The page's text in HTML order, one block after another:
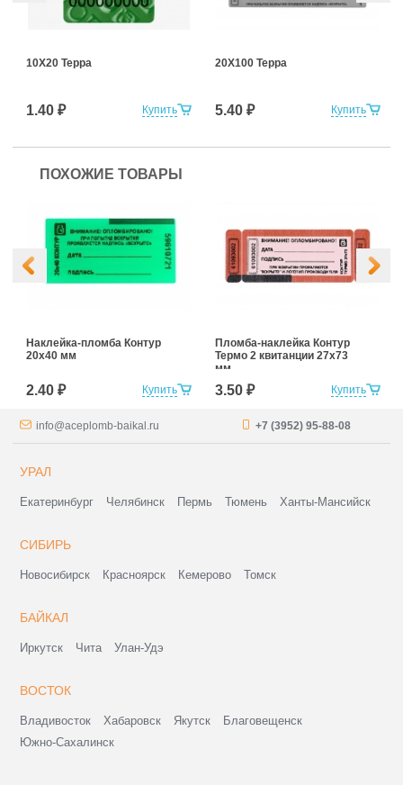
Купить
10Х20 Терра
1.40 ₽ Купить
20Х100 Терра
5.40 ₽
ПОХОЖИЕ ТОВАРЫ
Купить
Наклейка-пломба Контур
20х40 мм
2.40 ₽ Купить
Пломба-наклейка Контур
Термо 2 квитанции 27х73
мм
3.50 ₽
info@aceplomb-baikal.ru +7 (3952) 95-88-08
УРАЛ
Екатеринбург Челябинск Пермь Тюмень Ханты-Мансийск
СИБИРЬ
Новосибирск Красноярск Кемерово Томск
БАЙКАЛ
Иркутск Чита Улан-Удэ
ВОСТОК
Владивосток Хабаровск Якутск
Благовещенск
Южно-Сахалинск